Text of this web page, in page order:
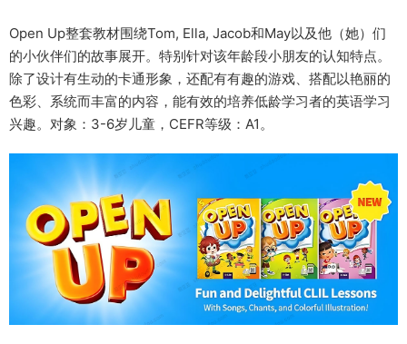
Open Up整套教材围绕Tom, Ella, Jacob和May以及他（她）们
的小伙伴们的故事展开。特别针对该年龄段小朋友的认知特点。
除了设计有生动的卡通形象，还配有有趣的游戏、搭配以艳丽的
色彩、系统而丰富的内容，能有效的培养低龄学习者的英语学习
兴趣。对象：3-6岁儿童，CEFR等级：A1。